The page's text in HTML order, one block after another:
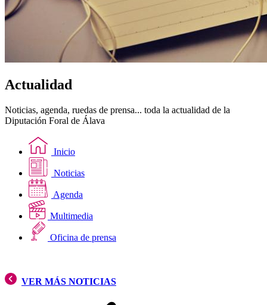
Actualidad
Noticias, agenda, ruedas de prensa... toda la actualidad de la
Diputación Foral de Álava
Inicio
Noticias
Agenda
Multimedia
Oficina de prensa
VER MÁS NOTICIAS